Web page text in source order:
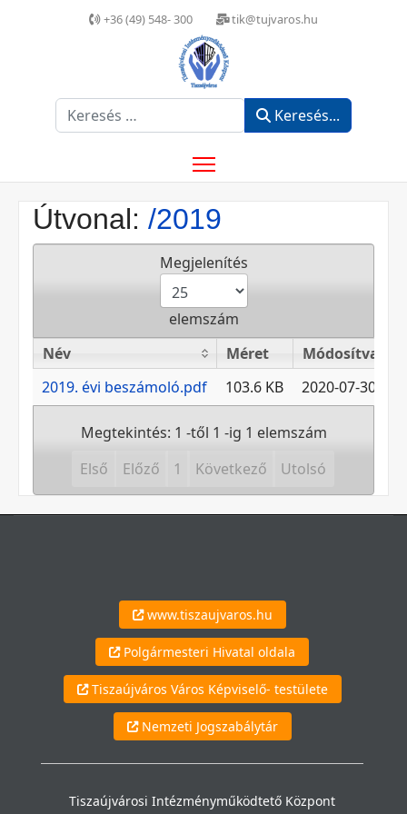
+36 (49) 548- 300 tik@tujvaros.hu
Keresés... Keresés...
Útvonal: /2019
Megjelenítés
elemszám
Név
Méret
Módosítva
Név
Méret Módosítva
2019. évi beszámoló.pdf 103.6 KB 2020-07-30
Megtekintés: 1 -től 1 -ig 1 elemszám
Első
Előző 1 Következő Utolsó
www.tiszaujvaros.hu
Polgármesteri Hivatal oldala
Tiszaújváros Város Képviselő- testülete
Nemzeti Jogszabálytár
Tiszaújvárosi Intézményműködtető Központ